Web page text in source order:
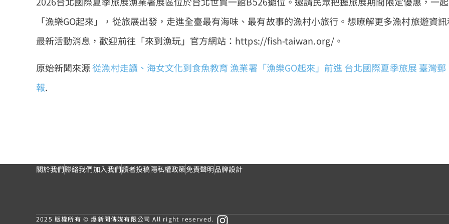
「漁樂GO起來」，從旅展出發，走進全臺最有海味、最有故事的漁村小旅行。想瞭解更多漁村旅遊資
最新活動消息，歡迎前往「來到漁玩」官方網站：https://fish-taiwan.org/。
原始新聞來源從漁村走讀、海女文化到食魚教育 漁業署「漁樂GO起來」前進 台北國際夏季旅展 臺灣郵
報.
關於我們聯絡我們加入我們讀者投稿隱私權政策免責聲明品牌設計
2025 版權所有 © 爆新聞傳媒有限公司 All right reserved.